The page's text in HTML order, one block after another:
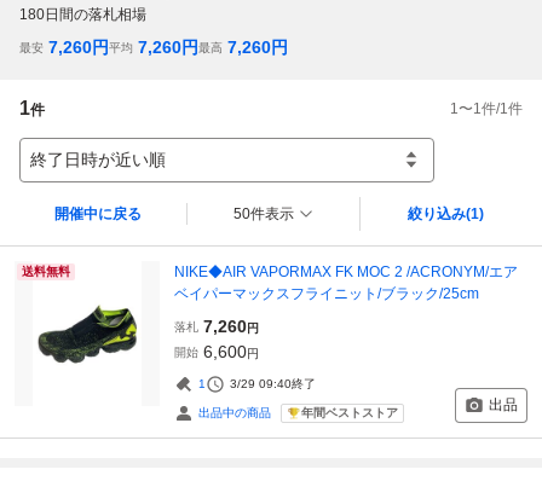
180日間の落札相場
最安 7,260円平均 7,260円最高 7,260円
1件 1 〜1 件/1 件
終了日時が近い順
開催中に戻る 50件表示 絞り込み(1)
送料無料
NIKE◆AIR VAPORMAX FK MOC 2 /ACRONYM/エア
ベイパーマックスフライニット/ブラック/25cm
落札 7,260円
開始 6,600円
1 3/29 09:40終了
出品中の商品 年間ベストストア 出品